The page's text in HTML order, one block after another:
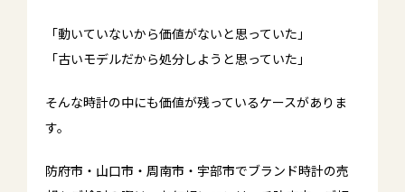
「動いていないから価値がないと思っていた」
「古いモデルだから処分しようと思っていた」
そんな時計の中にも価値が残っているケースがありま
す。
防府市・山口市・周南市・宇部市でブランド時計の売